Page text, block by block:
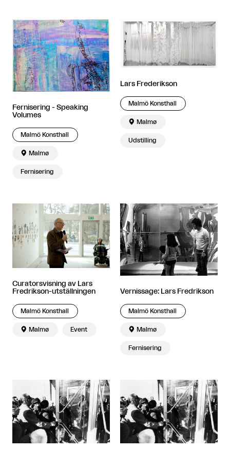
Fernisering - Speaking
Volumes
Malmö Konsthall
 Malmø
Fernisering
Lars Frederikson
Malmö Konsthall
 Malmø
Udstilling
Curatorsvisning av Lars
Fredrikson-utställningen
Malmö Konsthall
 Malmø Event
Vernissage: Lars Fredrikson
Malmö Konsthall
 Malmø
Fernisering